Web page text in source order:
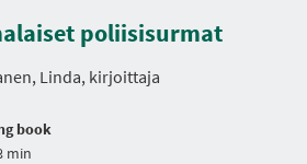
poliisisurmat
Linda, kirjoittaja
book
min